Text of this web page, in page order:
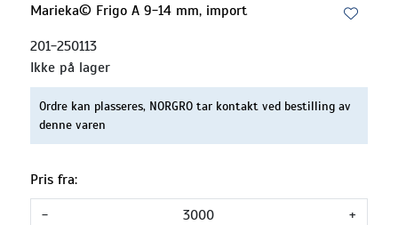
Marieka© Frigo A 9-14 mm, import
201-250113
Ikke på lager
Ordre kan plasseres, NORGRO tar kontakt ved bestilling av
denne varen
Pris fra:
-
+
Driftsmidler